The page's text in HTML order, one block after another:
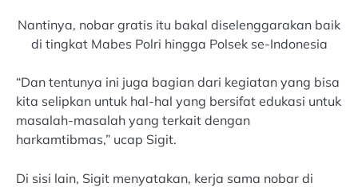
Nantinya, nobar gratis itu bakal diselenggarakan baik
di tingkat Mabes Polri hingga Polsek se-Indonesia
“Dan tentunya ini juga bagian dari kegiatan yang bisa
kita selipkan untuk hal-hal yang bersifat edukasi untuk
masalah-masalah yang terkait dengan
harkamtibmas,” ucap Sigit.
Di sisi lain, Sigit menyatakan, kerja sama nobar di